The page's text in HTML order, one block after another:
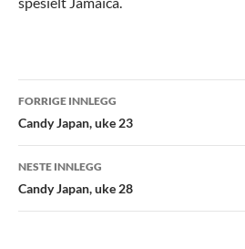
Innleggsnavigasjon
FORRIGE INNLEGG
Candy Japan, uke 23
NESTE INNLEGG
Candy Japan, uke 28